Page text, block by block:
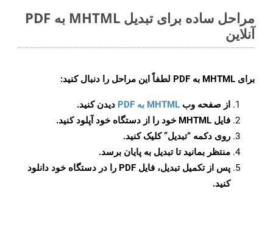
مراحل ساده برای تبدیل MHTML به PDF
آنلاین
برای MHTML به PDF لطفاً این مراحل را دنبال کنید:
از صفحه وب MHTML به PDF
دیدن کنید.
فایل MHTML خود را از دستگاه خود آپلود کنید.
روی دکمه “تبدیل”کلیک کنید.
منتظر بمانید تا تبدیل به پایان برسد.
پس از تکمیل تبدیل، فایل PDF را در دستگاه خود دانلود
کنید.